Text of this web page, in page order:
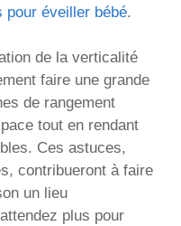
pour éveiller bébé.
de la verticalité
faire une grande
de rangement
tout en rendant
Ces astuces,
contribueront à faire
un lieu
plus pour